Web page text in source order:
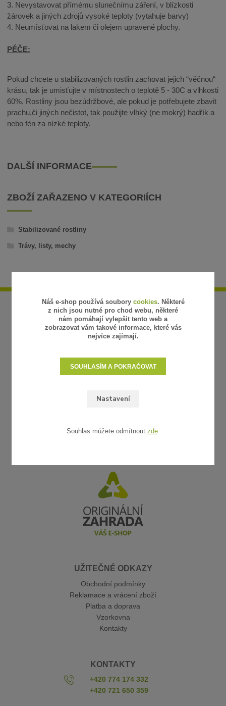
3. Nevystavovat přímému slunečnímu záření, v blízkosti
žárovek a jiných zdrojů vysoké teploty (vytahuje barvy)
4. Neumísťovat na lakem či olejem upravené plochy.
PÉČE:
Pokud chcete u stabilizovaných rostlin zachovat jejich “věčnou“
krásu, tak je umisťujte v místnostech o teplotě 5 - 30C a vlhkosti
60%. Rostliny jsou bezúdržbové, ale pokud je potřebujete zbavit
prachu,či jiných nečistot, tak použijte vlhký (ne mokrý) hadřík a
nebo fén za nízké teploty.
DALŠÍ INFORMACE
ZBOŽÍ ZAŘAZENO V KATEGORIÍCH
Stabilizované rostliny
Trávy, listy, mechy
UŽITEČNÉ ODKAZY
Obchodní podmínky
Reklamace a vrácení zboží
Platba a doprava
Vzorkovna
Kontakty
KONTAKTY
+420 774 174 332
+420 721 650 359
Náš e-shop používá soubory cookies. Některé
z nich jsou nutné pro chod webu, některé
nám pomáhají vylepšit tento web a
zobrazovat vám takové informace, které vás
nejvíce zajímají.
Nastavení
SOUHLASÍM A POKRAČOVAT
Souhlas můžete odmítnout zde.